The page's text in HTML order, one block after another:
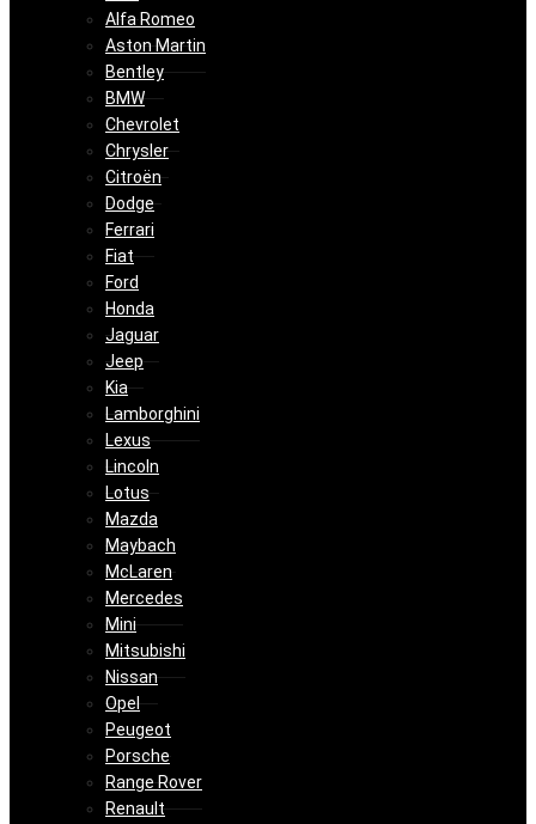
Alfa Romeo
Aston Martin
Bentley
BMW
Chevrolet
Chrysler
Citroën
Dodge
Ferrari
Fiat
Ford
Honda
Jaguar
Jeep
Kia
Lamborghini
Lexus
Lincoln
Lotus
Mazda
Maybach
McLaren
Mercedes
Mini
Mitsubishi
Nissan
Opel
Peugeot
Porsche
Range Rover
Renault